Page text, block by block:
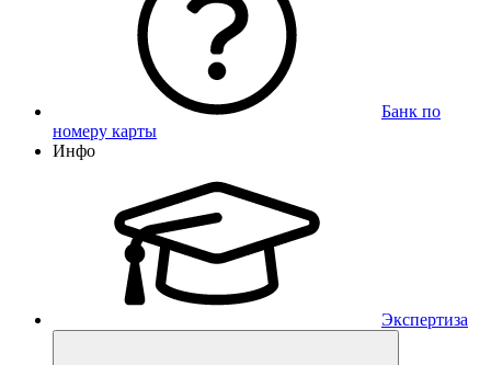
Банк по
номеру карты
Инфо
Экспертиза